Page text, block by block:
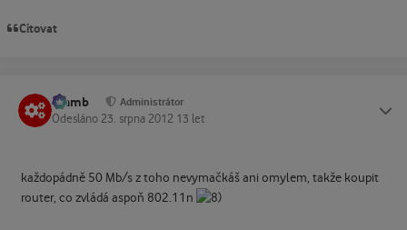
Citovat
Slamb Administrátor
Odesláno 23. srpna 2012 13 let
každopádně 50 Mb/s z toho nevymačkáš ani omylem, takže koupit
router, co zvládá aspoň 802.11n